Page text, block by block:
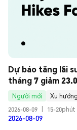
Dự báo tăng lãi
tháng 7 giảm
Người mới
Xu
2026-08-09
15-20phút
2026-08-09